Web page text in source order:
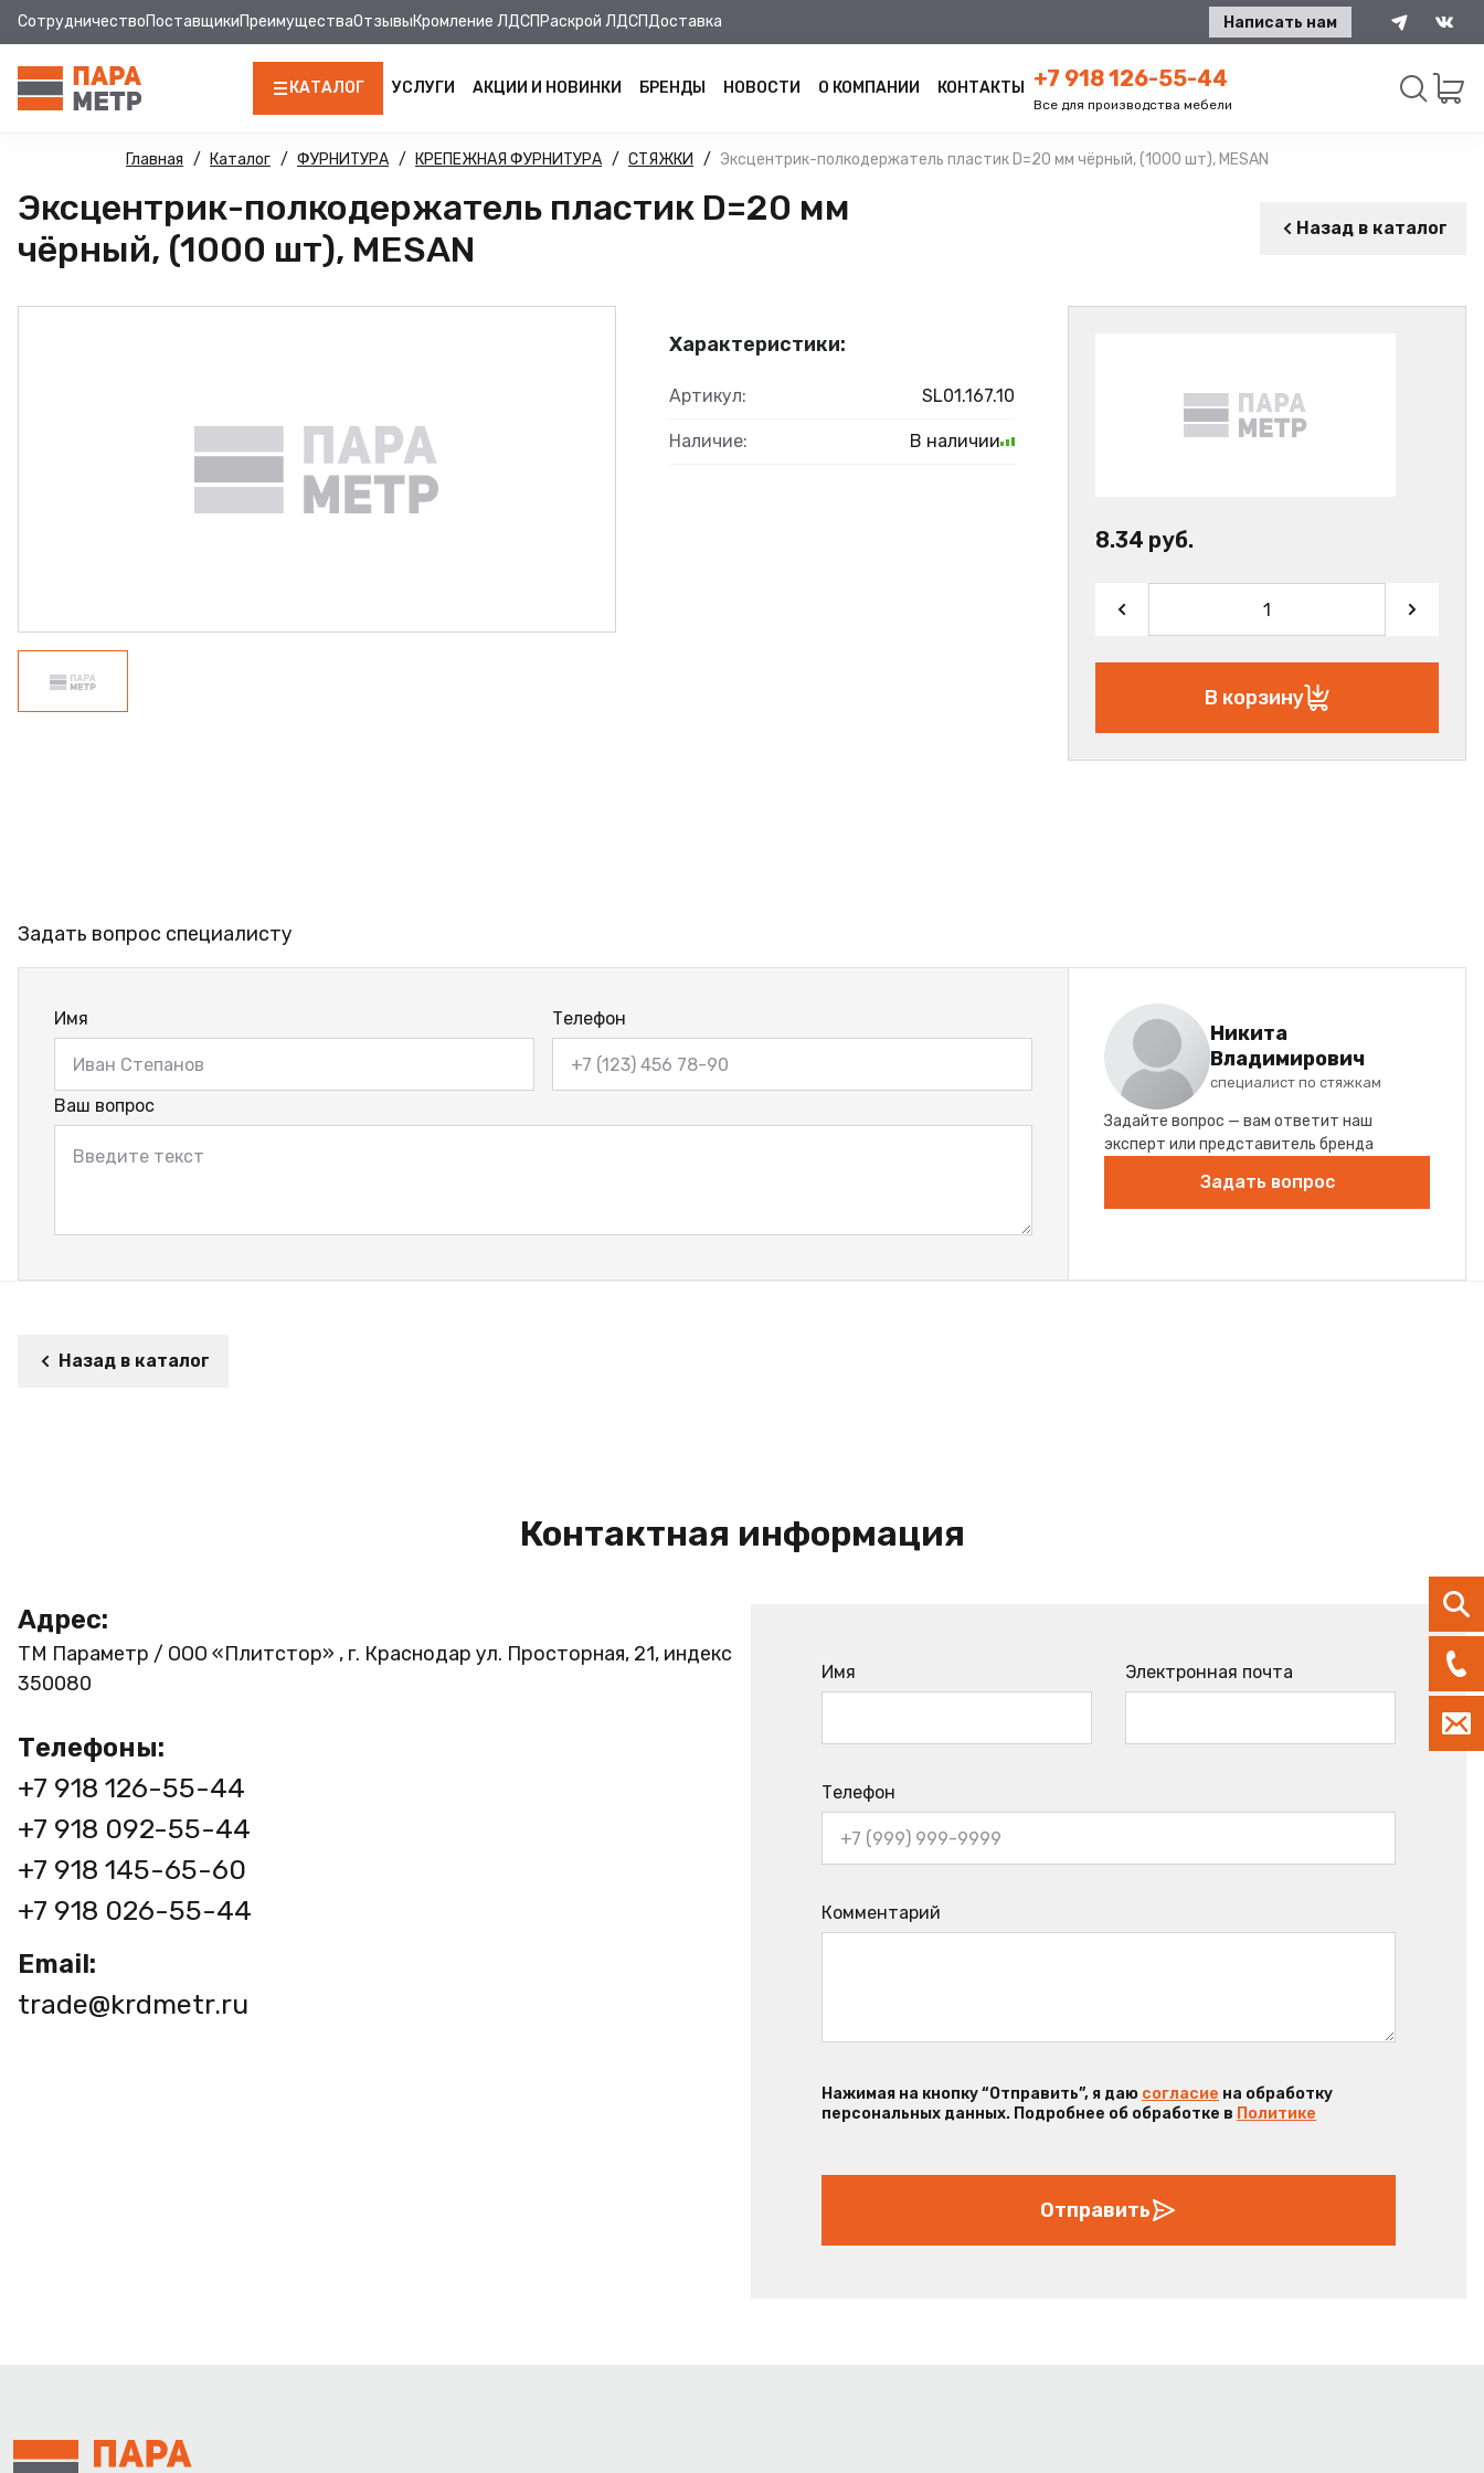
СотрудничествоПоставщикиПреимуществаОтзывыКромление ЛДСП Раскрой ЛДСПДоставка Написать нам
КАТАЛОГ
ЛДСП
КРОМКА
МДФ
МДФ ПАНЕЛИ
ФУРНИТУРА
ПРОФИЛЬ АЛЮМИНИЕВЫЙ
УСЛУГИ АКЦИИ И НОВИНКИ БРЕНДЫ НОВОСТИ О КОМПАНИИ КОНТАКТЫ +7 918 126-55-44
Все для производства мебели
Главная Каталог ФУРНИТУРА КРЕПЕЖНАЯ ФУРНИТУРА СТЯЖКИ Эксцентрик-полкодержатель пластик D=20 мм чёрный, (1000 шт), MESAN
Эксцентрик-полкодержатель пластик D=20 мм
чёрный, (1000 шт), MESAN
Назад в каталог
Характеристики:
Артикул: SL01.167.10
Наличие: В наличии
8.34 руб.
В корзину
Задать вопрос специалисту
Имя Телефон
Ваш вопрос
Никита
Владимирович
специалист по стяжкам
Задайте вопрос — вам ответит наш
эксперт или представитель бренда
Задать вопрос
Назад в каталог
Контактная информация
Адрес:
ТМ Параметр / ООО «Плитстор» , г. Краснодар ул. Просторная, 21, индекс
350080
Телефоны:
+7 918 126-55-44
+7 918 092-55-44
+7 918 145-65-60
+7 918 026-55-44
Email:
trade@krdmetr.ru
Имя Электронная почта
Телефон
Комментарий
Нажимая на кнопку “Отправить”, я даю согласие на обработку
персональных данных. Подробнее об обработке в Политике
Отправить